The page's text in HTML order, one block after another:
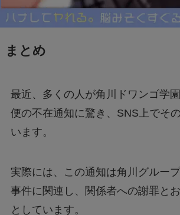
まとめ
最近、多くの人が角川ドワンゴ学
便の不在通知に驚き、SNS上でそ
います。
実際には、この通知は角川グルー
事件に関連し、関係者への謝罪と
としています。